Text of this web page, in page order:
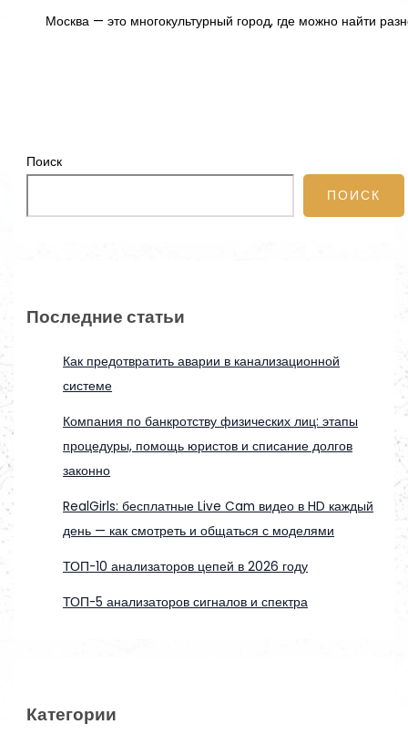
Москва — это многокультурный город, где можно найти
Поиск
ПОИСК
Последние статьи
Как предотвратить аварии в канализационной
системе
Компания по банкротству физических лиц: этапы
процедуры, помощь юристов и списание долгов
законно
RealGirls: бесплатные Live Cam видео в HD каждый
день — как смотреть и общаться с моделями
ТОП-10 анализаторов цепей в 2026 году
ТОП-5 анализаторов сигналов и спектра
Категории